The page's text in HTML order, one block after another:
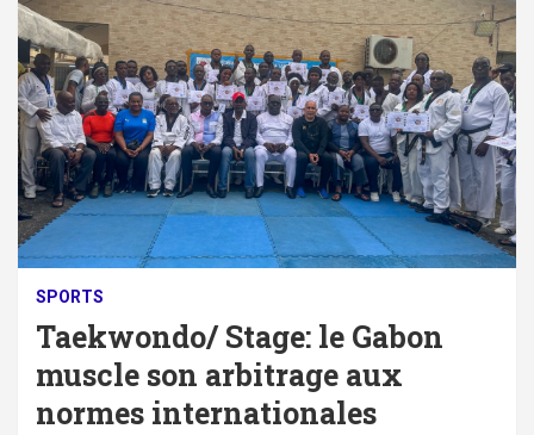
SPORTS
Taekwondo/ Stage: le Gabon
muscle son arbitrage aux
normes internationales